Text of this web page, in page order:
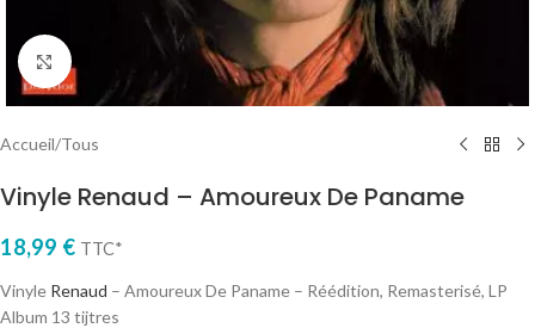
Cliquez pour agrandir
Accueil/Tous
Vinyle Renaud – Amoureux De Paname
18,99 € TTC*
Vinyle Renaud – Amoureux De Paname – Réédition, Remasterisé, LP
Album 13 tijtres